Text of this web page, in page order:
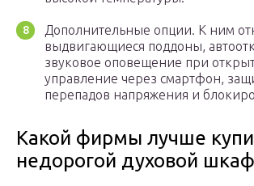
Дополнительные опции. К ним
выдвигающиеся поддоны,
звуковое оповещение при
управление через смартфон,
перепадов напряжения и
Какой фирмы лучше
недорогой духовой